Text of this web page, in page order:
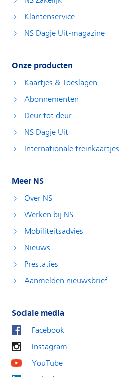
Klantenservice
NS Dagje Uit-magazine
Onze producten
Kaartjes & Toeslagen
Abonnementen
Deur tot deur
NS Dagje Uit
Internationale treinkaartjes
Meer NS
Over NS
Werken bij NS
Mobiliteitsadvies
Nieuws
Prestaties
Aanmelden nieuwsbrief
Sociale media
Facebook
Instagram
YouTube